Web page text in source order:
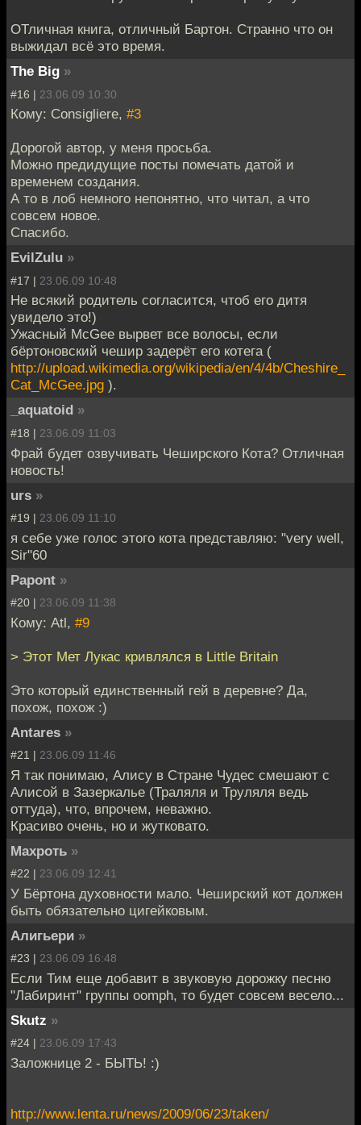
ОТличная книга, отличный Бартон. Странно что он
выжидал всё это время.
The Big »
#16 | 23.06.09 10:30
Кому: Consigliere, #3
Дорогой автор, у меня просьба.
Можно предидущие посты помечать датой и
временем создания.
А то в лоб немного непонятно, что читал, а что
совсем новое.
Спасибо.
EvilZulu »
#17 | 23.06.09 10:48
Не всякий родитель согласится, чтоб его дитя
увидело это!)
Ужасный McGee вырвет все волосы, если
бёртоновский чешир задерёт его котега (
http://upload.wikimedia.org/wikipedia/en/4/4b/Cheshire_
Cat_McGee.jpg ).
_aquatoid »
#18 | 23.06.09 11:03
Фрай будет озвучивать Чеширского Кота? Отличная
новость!
urs »
#19 | 23.06.09 11:10
я себе уже голос этого кота представляю: "very well,
Sir"60
Papont »
#20 | 23.06.09 11:38
Кому: Atl, #9
> Этот Мет Лукас кривлялся в Little Britain
Это который единственный гей в деревне? Да,
похож, похож :)
Antarеs »
#21 | 23.06.09 11:46
Я так понимаю, Алису в Стране Чудес смешают с
Алисой в Зазеркалье (Траляля и Труляля ведь
оттуда), что, впрочем, неважно.
Красиво очень, но и жутковато.
Махроть »
#22 | 23.06.09 12:41
У Бёртона духовности мало. Чеширский кот должен
быть обязательно цигейковым.
Алигьери »
#23 | 23.06.09 16:48
Если Тим еще добавит в звуковую дорожку песню
"Лабиринт" группы oomph, то будет совсем весело...
Skutz »
#24 | 23.06.09 17:43
Заложнице 2 - БЫТЬ! :)
http://www.lenta.ru/news/2009/06/23/taken/